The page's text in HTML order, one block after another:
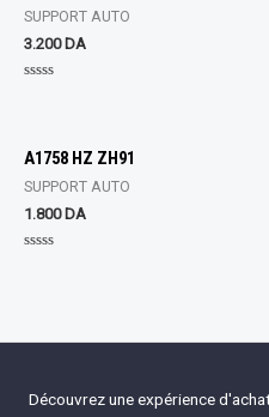
SUPPORT AUTO
3.200 DA
5
A1758 HZ ZH91
SUPPORT AUTO
1.800 DA
Découvrez une expérience